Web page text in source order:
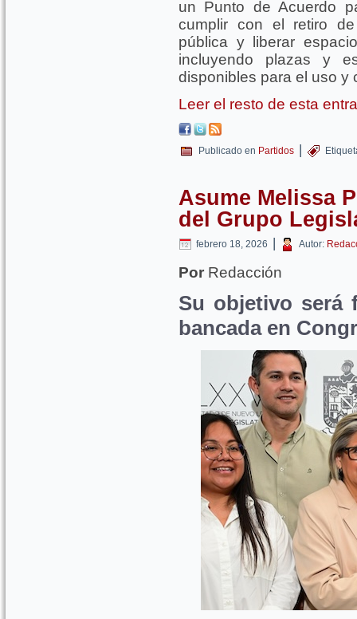
un Punto de Acuerdo
cumplir con el retiro
pública y liberar
incluyendo plazas y
disponibles para el uso y
Leer el resto de esta
Publicado en Partidos |
Asume Melissa
del Grupo
febrero 18, 2026 | Autor:
Por Redacción
Su objetivo será
bancada en